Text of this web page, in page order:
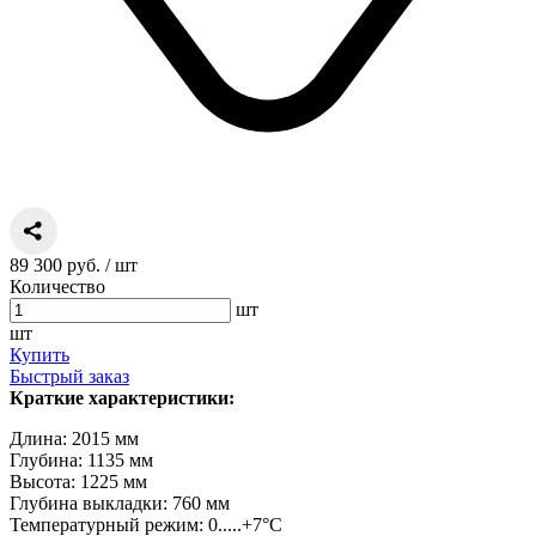
89 300 руб. / шт
Количество
шт
шт
Купить
Быстрый заказ
Краткие характеристики:
Длина: 2015 мм
Глубина: 1135 мм
Высота: 1225 мм
Глубина выкладки: 760 мм
Температурный режим: 0.....+7°C